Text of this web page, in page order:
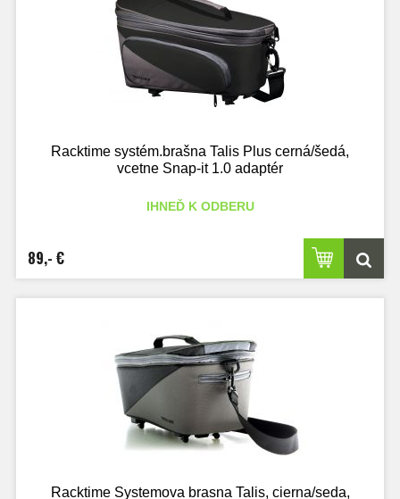
Racktime systém.brašna Talis Plus cerná/šedá,
vcetne Snap-it 1.0 adaptér
IHNEĎ K ODBERU
89,- €
Racktime Systemova brasna Talis, cierna/seda,